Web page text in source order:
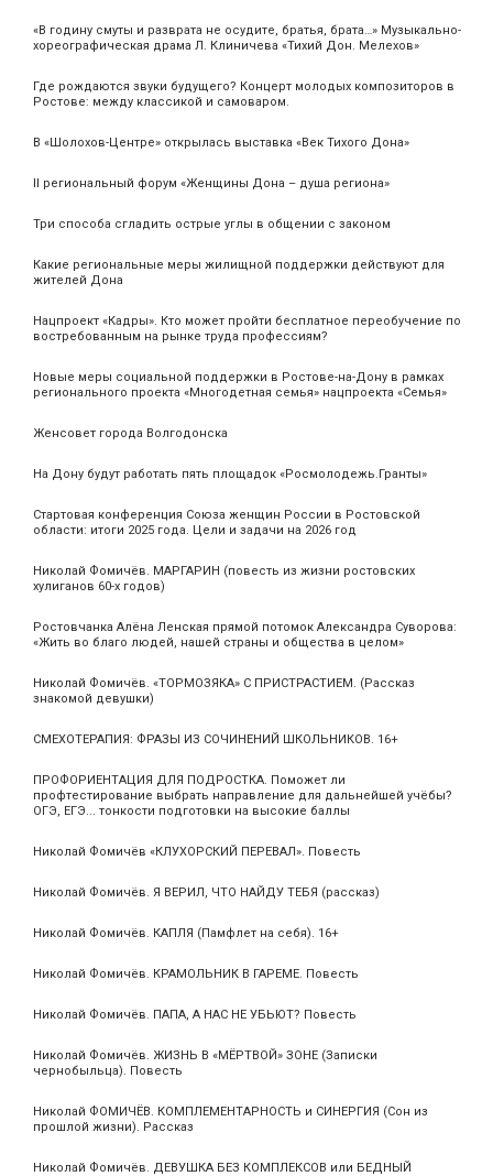
«В годину смуты и разврата не осудите, братья, брата…» Музыкально-
хореографическая драма Л. Клиничева «Тихий Дон. Мелехов»
Где рождаются звуки будущего? Концерт молодых композиторов в
Ростове: между классикой и самоваром.
В «Шолохов-Центре» открылась выставка «Век Тихого Дона»
II региональный форум «Женщины Дона – душа региона»
Три способа сгладить острые углы в общении с законом
Какие региональные меры жилищной поддержки действуют для
жителей Дона
Нацпроект «Кадры». Кто может пройти бесплатное переобучение по
востребованным на рынке труда профессиям?
Новые меры социальной поддержки в Ростове-на-Дону в рамках
регионального проекта «Многодетная семья» нацпроекта «Семья»
Женсовет города Волгодонска
На Дону будут работать пять площадок «Росмолодежь.Гранты»
Стартовая конференция Союза женщин России в Ростовской
области: итоги 2025 года. Цели и задачи на 2026 год
Николай Фомичёв. МАРГАРИН (повесть из жизни ростовских
хулиганов 60-х годов)
Ростовчанка Алёна Ленская прямой потомок Александра Суворова:
«Жить во благо людей, нашей страны и общества в целом»
Николай Фомичёв. «ТОРМОЗЯКА» С ПРИСТРАСТИЕМ. (Рассказ
знакомой девушки)
СМЕХОТЕРАПИЯ: ФРАЗЫ ИЗ СОЧИНЕНИЙ ШКОЛЬНИКОВ. 16+
ПРОФОРИЕНТАЦИЯ ДЛЯ ПОДРОСТКА. Поможет ли
профтестирование выбрать направление для дальнейшей учёбы?
ОГЭ, ЕГЭ... тонкости подготовки на высокие баллы
Николай Фомичёв «КЛУХОРСКИЙ ПЕРЕВАЛ». Повесть
Николай Фомичёв. Я ВЕРИЛ, ЧТО НАЙДУ ТЕБЯ (рассказ)
Николай Фомичёв. КАПЛЯ (Памфлет на себя). 16+
Николай Фомичёв. КРАМОЛЬНИК В ГАРЕМЕ. Повесть
Николай Фомичёв. ПАПА, А НАС НЕ УБЬЮТ? Повесть
Николай Фомичёв. ЖИЗНЬ В «МЁРТВОЙ» ЗОНЕ (Записки
чернобыльца). Повесть
Николай ФОМИЧЁВ. КОМПЛЕМЕНТАРНОСТЬ и СИНЕРГИЯ (Сон из
прошлой жизни). Рассказ
Николай Фомичёв. ДЕВУШКА БЕЗ КОМПЛЕКСОВ или БЕДНЫЙ